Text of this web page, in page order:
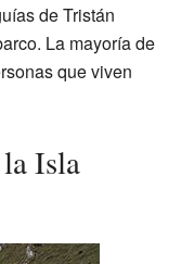
de Tristán
La mayoría de
que viven
Isla